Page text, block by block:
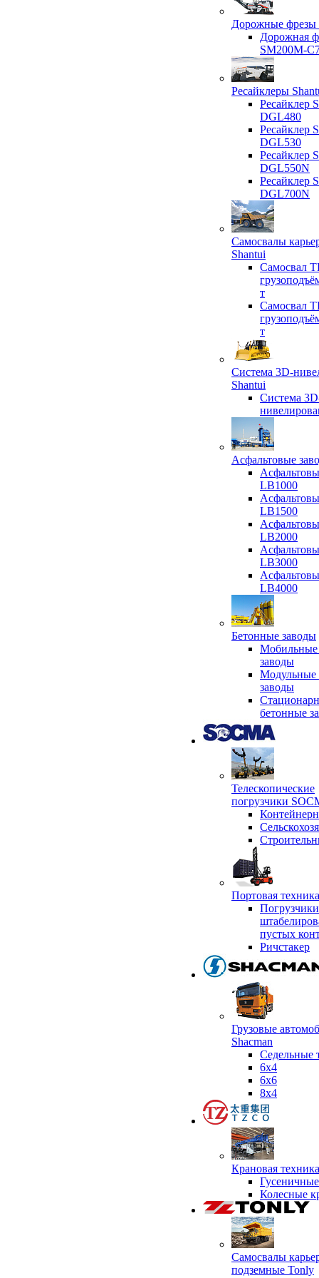
Дорожные фрезы
Дорожная
SM200M-
Ресайклеры
Ресайклер
DGL480
Ресайклер
DGL530
Ресайклер
DGL550N
Ресайклер
DGL700N
Самосвалы
Shantui
Самосвал
т
Самосвал
т
Система 3D-
Shantui
Система
Асфальтовые
LB1000
LB1500
LB2000
LB3000
LB4000
Бетонные заводы
Мобильные
заводы
Модульные
заводы
бетонные
Телескопические
погрузчики
Портовая
пустых
Ричстакер
Грузовые
Shacman
Седельные
6х4
6x6
8x4
Крановая
Колесные
Самосвалы
подземные Tonly